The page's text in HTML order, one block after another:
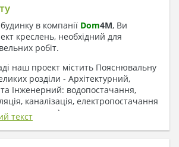
в компанії Dom4M, Ви
креслень, необхідний для
робіт.
наш проект містить Пояснювальну
розділи - Архітектурний,
Інженерний: водопостачання,
каналізація, електропостачання
плату ).
розділу
текст